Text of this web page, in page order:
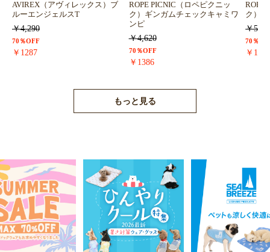
AVIREX（アヴィレックス）ブ
ルーエンジェルスT
￥4,290
70％OFF
￥1287
ROPE PICNIC（ロペピクニッ
ク）ギンガムチェックキャミワ
ンピ
￥4,620
70％OFF
￥1386
ROPE
ク）
￥
70％
￥
もっと見る